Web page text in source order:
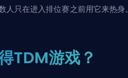
人只在进入排位赛之前用它来热身。
TDM游戏？